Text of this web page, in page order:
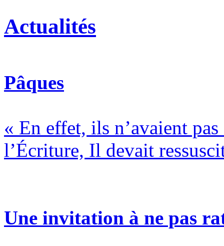
Actualités
Pâques
« En effet, ils n’avaient
l’Écriture, Il devait
Une invitation à ne pas